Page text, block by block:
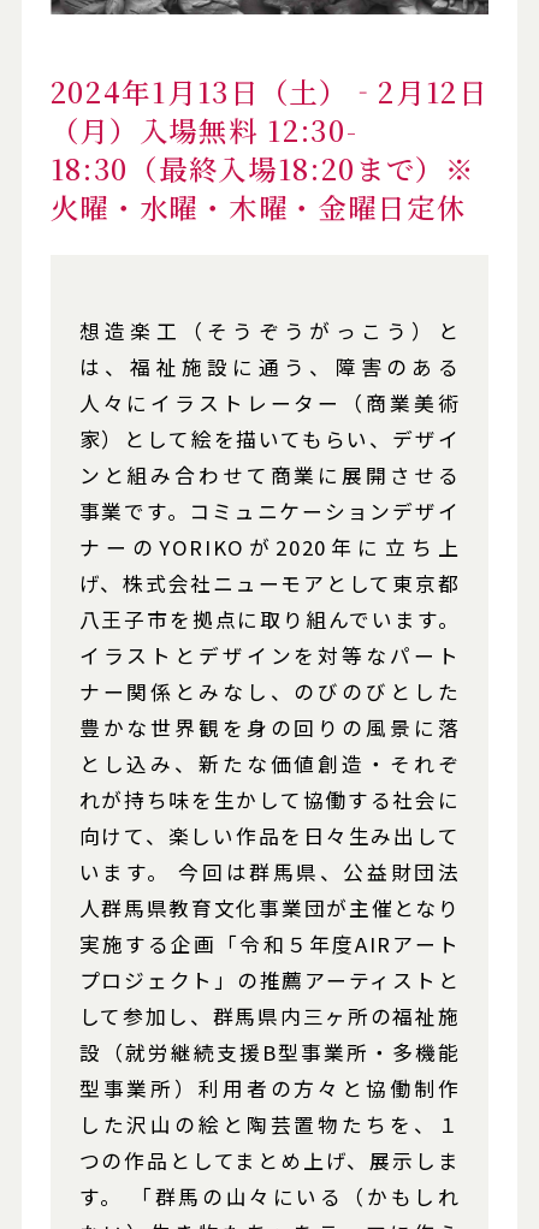
2024年1月13日（土）‐2月12日
（月）入場無料 12:30-
18:30（最終入場18:20まで）※
火曜・水曜・木曜・金曜日定休
想造楽工（そうぞうがっこう）と
は、福祉施設に通う、障害のある
人々にイラストレーター（商業美術
家）として絵を描いてもらい、デザイ
ンと組み合わせて商業に展開させる
事業です。コミュニケーションデザイ
ナーのYORIKOが2020年に立ち上
げ、株式会社ニューモアとして東京都
八王子市を拠点に取り組んでいます。
イラストとデザインを対等なパート
ナー関係とみなし、のびのびとした
豊かな世界観を身の回りの風景に落
とし込み、新たな価値創造・それぞ
れが持ち味を生かして協働する社会に
向けて、楽しい作品を日々生み出して
います。 今回は群馬県、公益財団法
人群馬県教育文化事業団が主催となり
実施する企画「令和５年度AIRアート
プロジェクト」の推薦アーティストと
して参加し、群馬県内三ヶ所の福祉施
設（就労継続支援B型事業所・多機能
型事業所）利用者の方々と協働制作
した沢山の絵と陶芸置物たちを、１
つの作品としてまとめ上げ、展示しま
す。 「群馬の山々にいる（かもしれ